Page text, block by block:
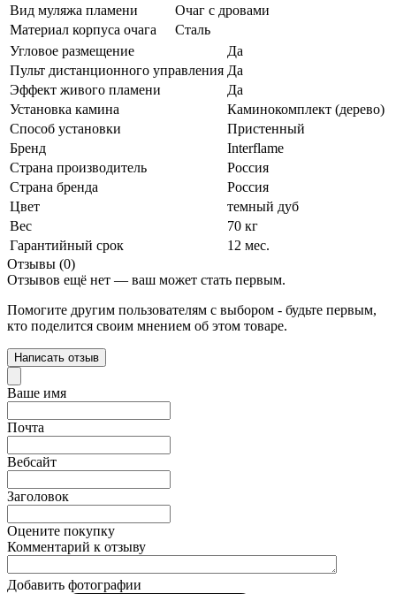
Вид муляжа пламени
Очаг с дровами
Материал корпуса очага
Сталь
Угловое размещение
Да
Пульт дистанционного управления Да
Эффект живого пламени
Да
Установка камина
Каминокомплект (дерево)
Способ установки
Пристенный
Бренд
Interflame
Страна производитель
Россия
Страна бренда
Россия
Цвет
темный дуб
Вес
70 кг
Гарантийный срок
12 мес.
Отзывы (0)
Отзывов ещё нет — ваш может стать первым.
Помогите другим пользователям с выбором - будьте первым,
кто поделится своим мнением об этом товаре.
Написать отзыв
Ваше имя
Почта
Вебсайт
Заголовок
Оцените покупку
Комментарий к отзыву
Добавить фотографии